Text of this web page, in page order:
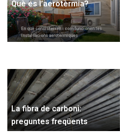
Què és l’aerotèrmia?
En què consisteixen i com funcionen les
instal·lacions aerotèrmiques
La fibra de carboni:
preguntes freqüents